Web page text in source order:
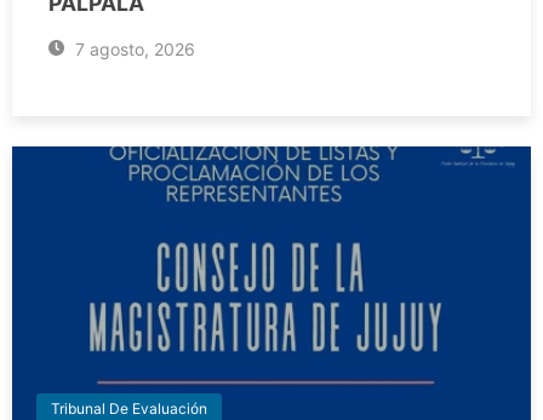
7 agosto, 2026
Tribunal De Evaluación